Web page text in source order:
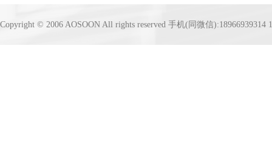
Copyright © 2006 AOSOON All rights reserved 手机(同微信):18966939314